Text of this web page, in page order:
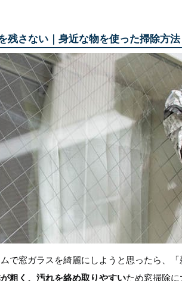
残さない｜身近な物を使った掃除方法
で窓ガラスを綺麗にしようと思ったら、「
粗く、汚れを絡め取りやすいため窓掃除